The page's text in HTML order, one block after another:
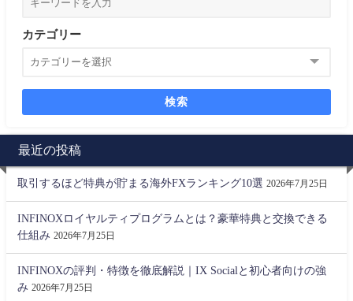
カテゴリー
検索
最近の投稿
取引するほど特典が貯まる海外FXランキング10選 2026年7月25日
INFINOXロイヤルティプログラムとは？豪華特典と交換できる
仕組み 2026年7月25日
INFINOXの評判・特徴を徹底解説｜IX Socialと初心者向けの強
み 2026年7月25日